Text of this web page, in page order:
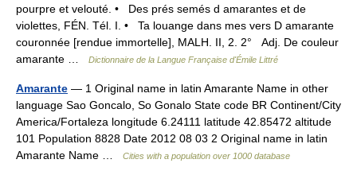
pourpre et velouté. • Des prés semés d amarantes et de
violettes, FÉN. Tél. I. • Ta louange dans mes vers D amarante
couronnée [rendue immortelle], MALH. II, 2. 2° Adj. De couleur
amarante …
Dictionnaire de la Langue Française d'Émile Littré
Amarante — 1 Original name in latin Amarante Name in other
language Sao Goncalo, So Gonalo State code BR Continent/City
America/Fortaleza longitude 6.24111 latitude 42.85472 altitude
101 Population 8828 Date 2012 08 03 2 Original name in latin
Amarante Name …
Cities with a population over 1000 database